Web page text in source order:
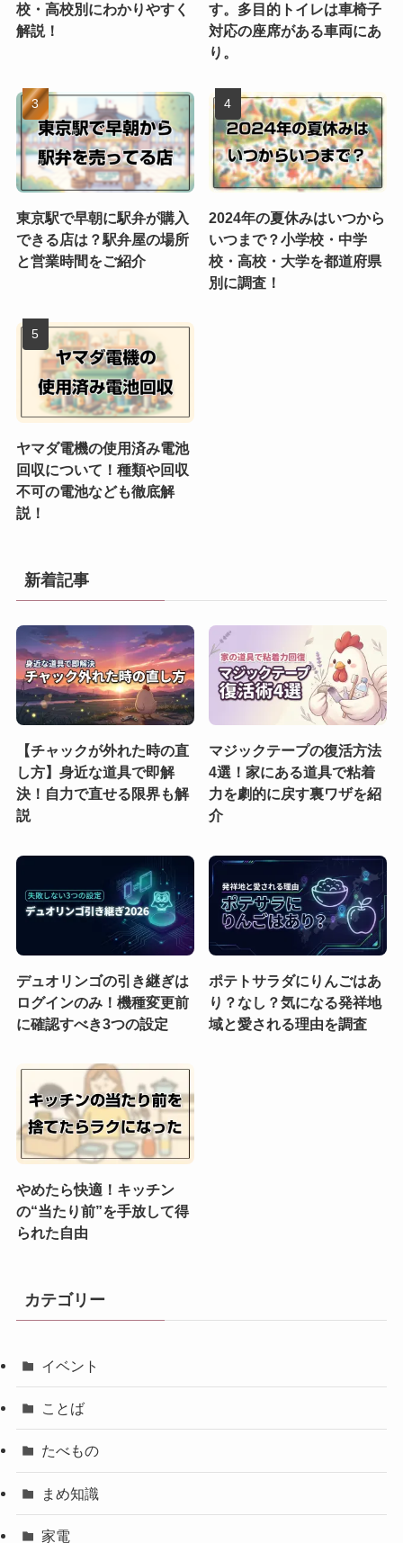
校・高校別にわかりやすく
解説！
す。多目的トイレは車椅子
対応の座席がある車両にあ
り。
東京駅で早朝に駅弁が購入
できる店は？駅弁屋の場所
と営業時間をご紹介
2024年の夏休みはいつから
いつまで？小学校・中学
校・高校・大学を都道府県
別に調査！
ヤマダ電機の使用済み電池
回収について！種類や回収
不可の電池なども徹底解
説！
新着記事
【チャックが外れた時の直
し方】身近な道具で即解
決！自力で直せる限界も解
説
マジックテープの復活方法
4選！家にある道具で粘着
力を劇的に戻す裏ワザを紹
介
デュオリンゴの引き継ぎは
ログインのみ！機種変更前
に確認すべき3つの設定
ポテトサラダにりんごはあ
り？なし？気になる発祥地
域と愛される理由を調査
やめたら快適！キッチン
の“当たり前”を手放して得
られた自由
カテゴリー
イベント
ことば
たべもの
まめ知識
家電